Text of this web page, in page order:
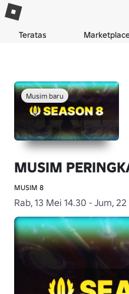
Teratas
Musim baru
MUSIM
MUSIM 8
Rab, 13 Mei 14.30 - Jum,